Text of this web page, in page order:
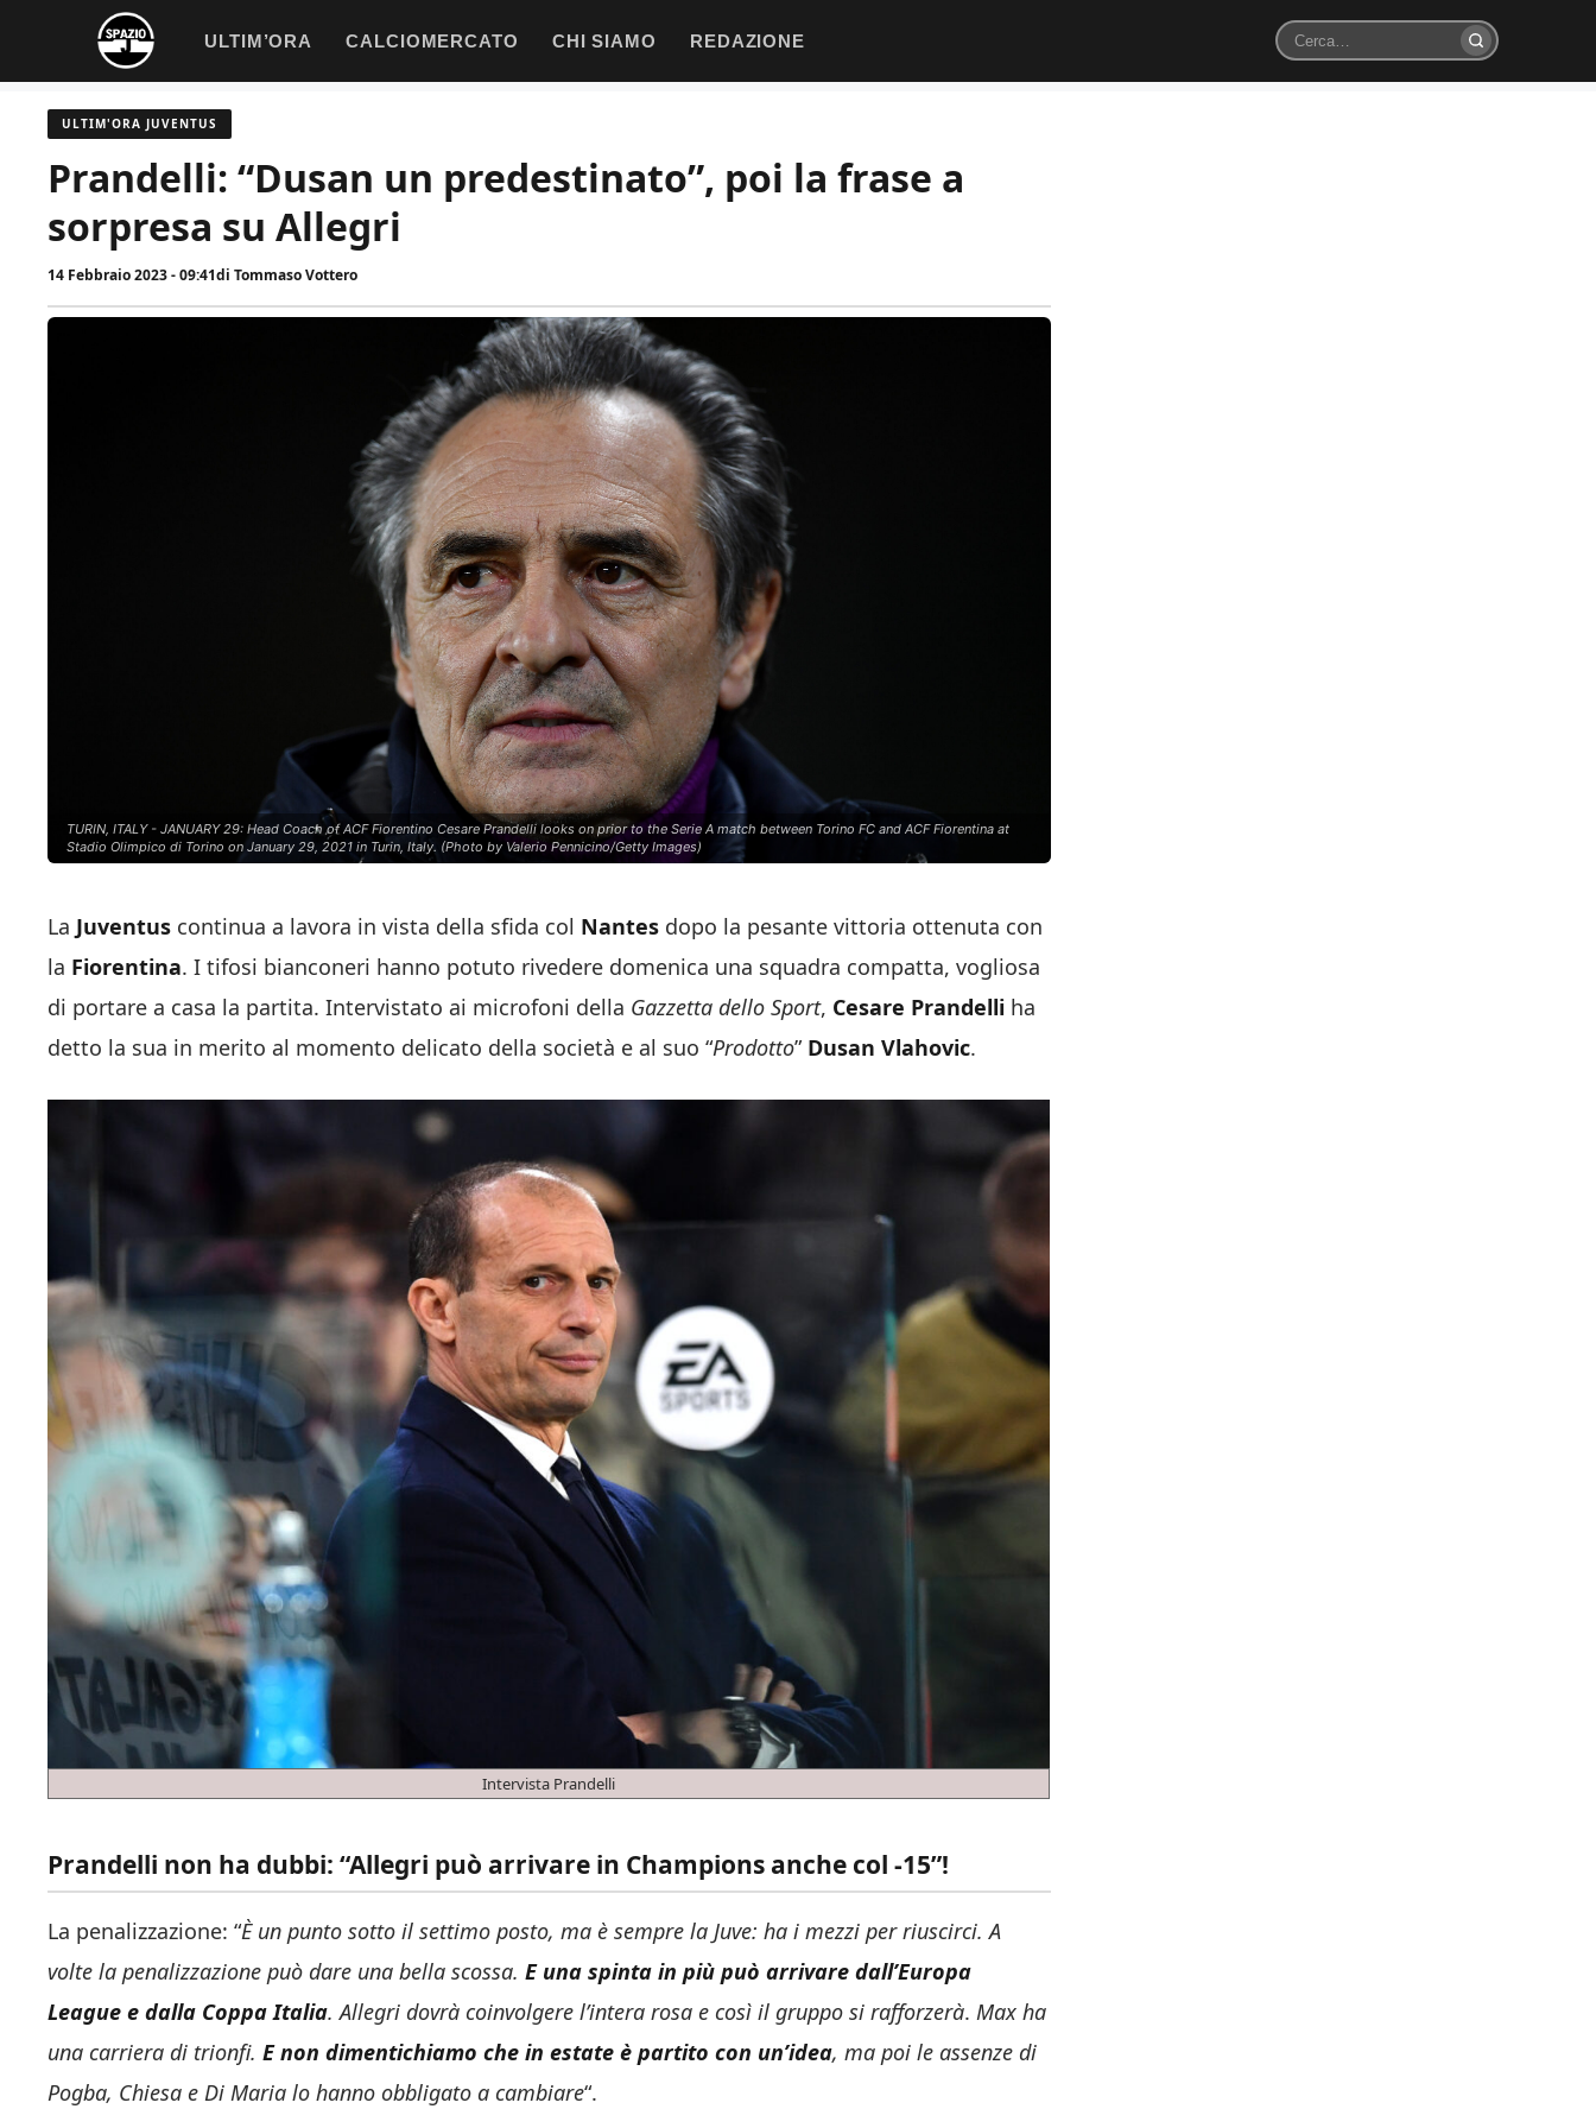
contenuto
ULTIM’ORA CALCIOMERCATO CHI SIAMO REDAZIONE
Cerca
ULTIM'ORA JUVENTUS
Prandelli: “Dusan un predestinato”, poi la frase a
sorpresa su Allegri
14 Febbraio 2023 - 09:41di Tommaso Vottero
TURIN, ITALY - JANUARY 29: Head Coach of ACF Fiorentino Cesare Prandelli looks on prior to the Serie A match between Torino FC and ACF Fiorentina at
Stadio Olimpico di Torino on January 29, 2021 in Turin, Italy. (Photo by Valerio Pennicino/Getty Images)
La Juventus continua a lavora in vista della sfida col Nantes dopo la pesante vittoria ottenuta con
la Fiorentina. I tifosi bianconeri hanno potuto rivedere domenica una squadra compatta, vogliosa
di portare a casa la partita. Intervistato ai microfoni della Gazzetta dello Sport, Cesare Prandelli ha
detto la sua in merito al momento delicato della società e al suo “Prodotto” Dusan Vlahovic.
Intervista Prandelli
Prandelli non ha dubbi: “Allegri può arrivare in Champions anche col -15”!
La penalizzazione: “È un punto sotto il settimo posto, ma è sempre la Juve: ha i mezzi per riuscirci. A
volte la penalizzazione può dare una bella scossa. E una spinta in più può arrivare dall’Europa
League e dalla Coppa Italia. Allegri dovrà coinvolgere l’intera rosa e così il gruppo si rafforzerà. Max ha
una carriera di trionfi. E non dimentichiamo che in estate è partito con un’idea, ma poi le assenze di
Pogba, Chiesa e Di Maria lo hanno obbligato a cambiare“.